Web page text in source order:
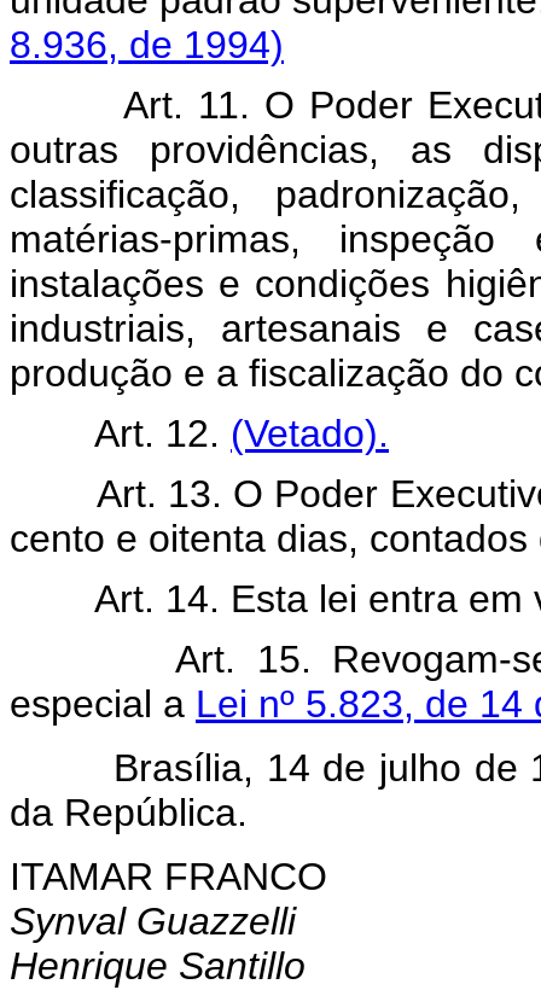
8.936, de 1994)
Art. 11. O Poder
outras providências, as
classificação,
matérias-primas,
instalações e condições
industriais, artesanais e
produção e a fiscalização do
Art. 12. (Vetado).
Art. 13. O Poder
cento e oitenta dias,
Art. 14. Esta lei entra
Art. 15. Revogam-
especial a Lei nº 5.823, de
Brasília, 14 de julho de
da República.
ITAMAR FRANCO
Synval Guazzelli
Henrique Santillo